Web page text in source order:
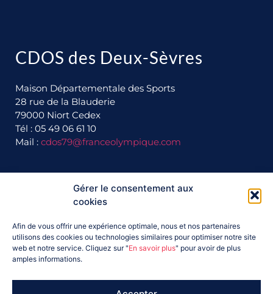
Gérer le consentement aux
cookies
Afin de vous offrir une expérience optimale, nous et nos partenaires
utilisons des cookies ou technologies similaires pour optimiser notre site
web et notre service. Cliquez sur "En savoir plus" pour avoir de plus
amples informations.
CDOS des Deux-Sèvres
Maison Départementale des Sports
28 rue de la Blauderie
79000 Niort Cedex
Tél : 05 49 06 61 10
Mail : cdos79@franceolympique.com
Ils nous soutiennent :